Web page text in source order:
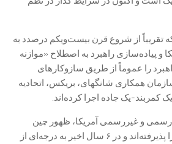
تقریباً از شروع قرن بیست‌ویکم درصدد به‌
و پیاده‌سازی راهبرد به‌ اصطلاح «موازنه
را عموماً از طریق سازوکارهای
همکاری شانگهای، بریکس، اتحادیه
کمربند-یک جاده اجرا کرده‌اند.
و غیررسمی آمریکا، ظهور چین
به‌عنوان یک قدرت رقیب را پذیرفته‌اند و در ۶ سال اخیر به درجه‌ای از